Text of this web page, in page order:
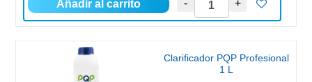
Clarificador PQP Profesional
1 L